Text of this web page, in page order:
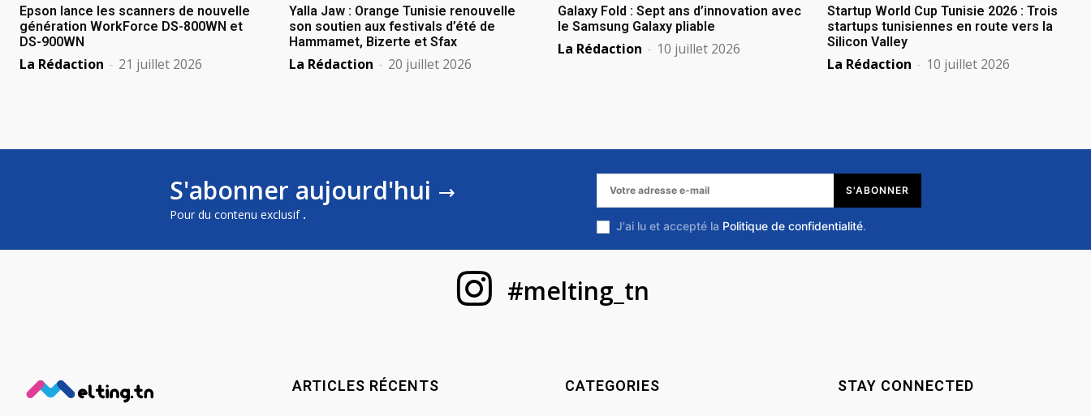
Epson lance les scanners de nouvelle
génération WorkForce DS-800WN et
DS-900WN
La Rédaction - 21 juillet 2026
Yalla Jaw : Orange Tunisie renouvelle
son soutien aux festivals d’été de
Hammamet, Bizerte et Sfax
La Rédaction - 20 juillet 2026
Galaxy Fold : Sept ans d’innovation avec
le Samsung Galaxy pliable
La Rédaction - 10 juillet 2026
Startup World Cup Tunisie 2026 : Trois
startups tunisiennes en route vers la
Silicon Valley
La Rédaction - 10 juillet 2026
S'abonner aujourd'hui
Pour du contenu exclusif .
S'ABONNER
J'ai lu et accepté la Politique de confidentialité.
#melting_tn
ARTICLES RÉCENTS CATEGORIES STAY CONNECTED